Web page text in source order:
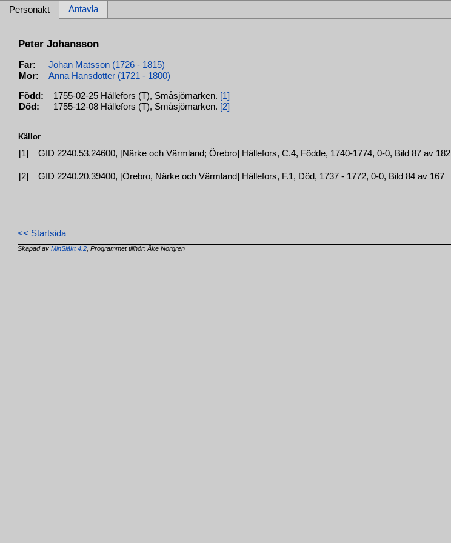
Personakt Antavla
Peter Johansson
Far:
Johan Matsson (1726 - 1815)
Mor:
Anna Hansdotter (1721 - 1800)
Född: 1755-02-25 Hällefors (T), Småsjömarken. [1]
Död:
1755-12-08 Hällefors (T), Småsjömarken. [2]
Källor
[1] GID 2240.53.24600, [Närke och Värmland; Örebro] Hällefors, C.4, Födde, 1740-1774, 0-0, Bild 87 av 182
[2] GID 2240.20.39400, [Örebro, Närke och Värmland] Hällefors, F.1, Död, 1737 - 1772, 0-0, Bild 84 av 167
<< Startsida
Skapad avMinSläkt 4.2 , Programmet tillhör: Åke Norgren